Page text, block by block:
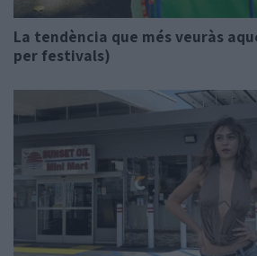
La tendència que més veuràs
per festivals)